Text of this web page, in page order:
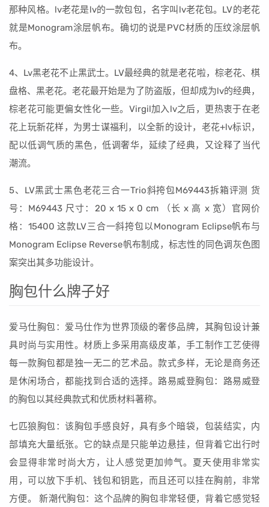
那种风格。lv老花是lv的一款包包，名字叫lv老花包。LV的老花
就是Monogram涂层帆布。确切的说是PVC材质的压纹涂层帆
布。
4、Lv黑老花不止黑武士。LV最经典的就是老花啦，棕老花、棋
盘格、黑老花。老花最开始是为了防盗版，但却成为lv的经典，
棕老花可能更偏女性化一些。Virgil加入lv之后，更热衷于在老
花上玩新花样，为男士谋福利，以全新的设计，老花+lv标识，
配以低调气质的黑色，低调奢华，延续了经典，又诠释了当代
潮流。
5、LV黑武士黑色老花三合一Trio斜挎包M69443拆箱评测 货
号：M69443 尺寸：20 x 15 x 0 cm （长 x 高 x 宽）官网价
格：15400 这款LV三合一斜挎包以Monogram Eclipse帆布与
Monogram Eclipse Reverse帆布制成，标志性的同色调灰色图
案突出其多功能设计。
胸包什么牌子好
爱马仕胸包：爱马仕作为世界顶级的奢侈品牌，其胸包设计兼
具时尚与实用性。材质上多采用高级皮革，手工制作工艺使得
每一款胸包都是独一无二的艺术品。款式多样，无论是商务还
是休闲场合，都能找到合适的选择。路易威登胸包：路易威登
的胸包以其经典款式和优质材料著称。
七匹狼胸包：该胸包手感良好，具有多个暗袋，包装结实，内
部填充大量纸张。它的缺点是只能单边悬挂，但背着它出行时
会显得非常时尚大方，让人感觉更加帅气。夏天使用非常实
用，可以放下手机、钱包和钥匙，而且还可以挂在胸前，非常
方便。 新潮代胸包：这个品牌的胸包非常轻便，背着它感觉轻